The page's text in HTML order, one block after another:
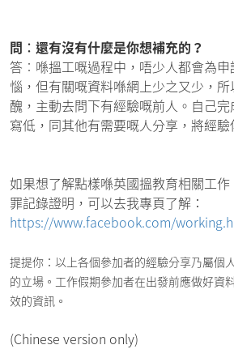
問︰還有沒有什麼是你想補充的？
答︰喺搵工嘅過程中，唔少人都會為
惱，但有關嘅資料喺網上少之又少，
醜，主動去問下有經驗嘅前人。自己
寫低，同其他有需要嘅人分享，將經驗
如果想了解點樣喺英國搵教育相關工
罪記錄證明，可以去我專頁了解：
https://www.facebook.com/
提提你：以上各個參加者的經驗分享乃屬個
的立場。工作假期參加者在出發前應做好資
效的資訊。
(Chinese version only)